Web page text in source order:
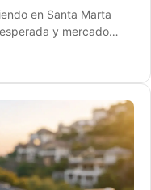
en Santa Marta
y mercado